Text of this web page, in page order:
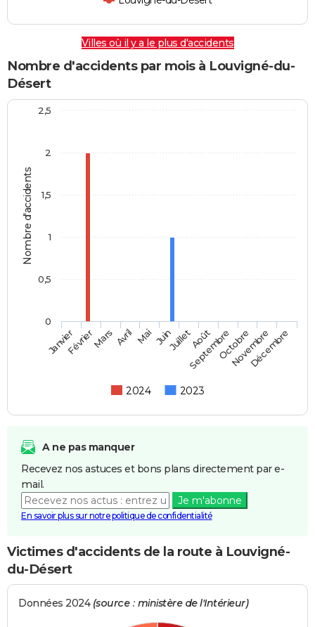
Villes où il y a le plus d'accidents
Nombre d'accidents par mois à Louvigné-du-
Désert
Nombre d'accidents
2024 2023
JanvierFévrierMars Avril Mai JuinJuilletAoût
SeptembreOctobre
Novembre
Décembre
0
0,5
1
1,5
2
2,5
A ne pas manquer
Recevez nos astuces et bons plans directement par e-
mail.
Je m'abonne
En savoir plus sur notre politique de confidentialité
Victimes d'accidents de la route à Louvigné-
du-Désert
Données 2024 (source : ministère de l'Intérieur)